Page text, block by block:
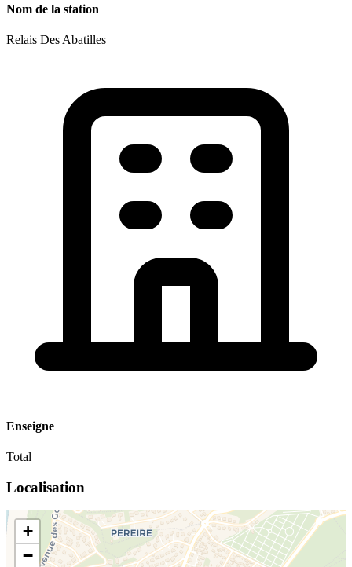
Nom de la station
Relais Des Abatilles
Enseigne
Total
Localisation
+
−